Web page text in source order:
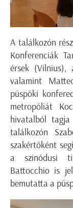
A találkozón
Konferenciák
érsek (Vilnius),
valamint
püspöki
metropóliát
hivatalból
találkozón
szakértőként
a szinódusi
Battocchio is
bemutatta a